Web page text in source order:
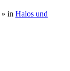
» in Halos und